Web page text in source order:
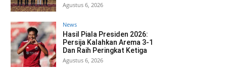
Agustus 6, 2026
News
Hasil Piala Presiden 2026:
Persija Kalahkan Arema 3-1
Dan Raih Peringkat Ketiga
Agustus 6, 2026